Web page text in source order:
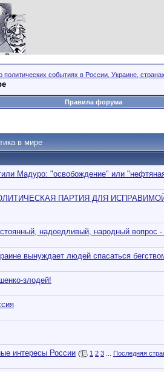
политических событиях в России, Украине,
Правила форума
в мире
Мадуро: "освобождение" или
ПАРТИЯ ДЛЯ
надоедливый, народный вопрос -
вынуждает людей спасаться
злодей!
интересы России ( 1 2 3
Последняя